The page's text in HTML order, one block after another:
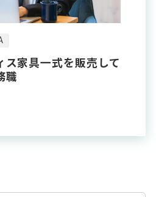
ス家具一式を販売して
職